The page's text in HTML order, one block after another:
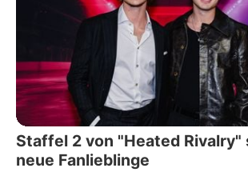
Staffel 2 von "Heated
neue Fanlieblinge